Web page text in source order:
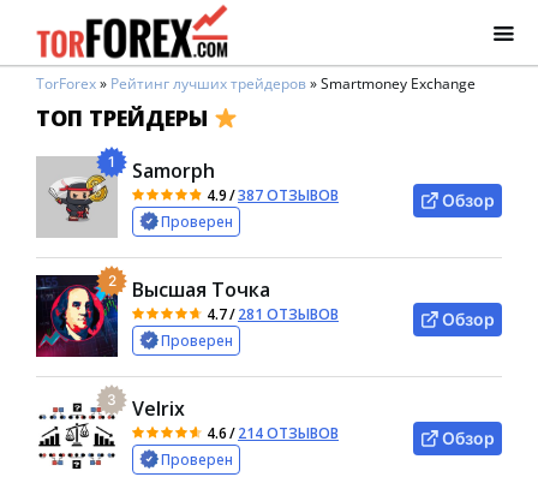
TorForex» Рейтинг лучших трейдеров»Smartmoney Exchange
ТОП ТРЕЙДЕРЫ
1 Samorph
4.9/387 ОТЗЫВОВ
Проверен
Обзор
2 Высшая Точка
4.7/281 ОТЗЫВОВ
Проверен
Обзор
3 Velrix
4.6/214 ОТЗЫВОВ
Проверен
Обзор